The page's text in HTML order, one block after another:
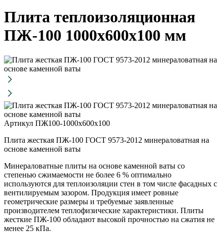
Плита теплоизоляционная
ПЖ-100 1000х600х100 мм
Артикул ПЖ100-1000х600х100
Плита жесткая ПЖ-100 ГОСТ 9573-2012 минераловатная на
основе каменной ваты
Минераловатные плиты на основе каменной ваты со
степенью сжимаемости не более 6 % оптимально
используются для теплоизоляции стен в том числе фасадных с
вентилируемым зазором. Продукция имеет ровные
геометрические размеры и требуемые заявленные
производителем теплофизические характеристики. Плиты
жесткие ПЖ-100 обладают высокой прочностью на сжатия не
менее 25 кПа.